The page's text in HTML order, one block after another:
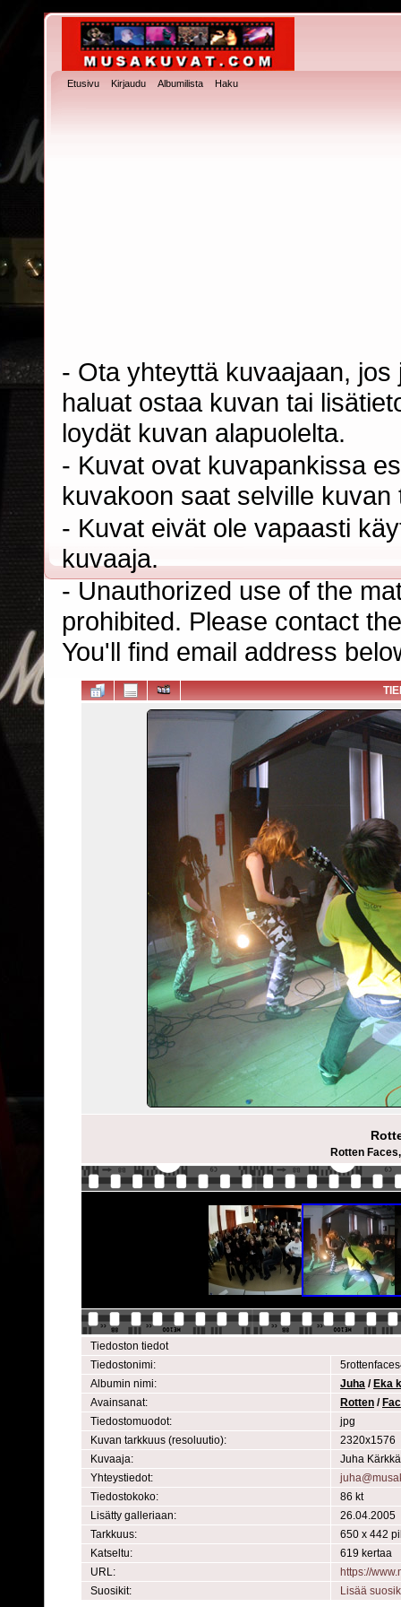
Etusivu Kirjaudu Albumilista Haku
- Ota yhteyttä kuvaajaan,
haluat ostaa kuvan tai
loydät kuvan alapuolelta.
- Kuvat ovat kuvapankissa
kuvakoon saat selville
- Kuvat eivät ole vapaasti
kuvaaja.
- Unauthorized use of the
prohibited. Please contact
You'll find email address
Rotten
Tiedoston tiedot
Tiedostonimi:
Albumin nimi:
Juha / Eka
Avainsanat:
Rotten /
Tiedostomuodot:
jpg
Kuvan tarkkuus (resoluutio):
2320x1576
Kuvaaja:
Juha
Yhteystiedot:
Tiedostokoko:
86 kt
Lisätty galleriaan:
26.04.2005
Tarkkuus:
650 x 442
Katseltu:
619 kertaa
URL:
https://
Suosikit:
Lisää